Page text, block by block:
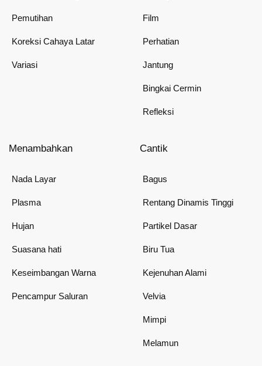
Pemutihan
Koreksi Cahaya Latar
Variasi
Film
Perhatian
Jantung
Bingkai Cermin
Refleksi
Menambahkan
Nada Layar
Plasma
Hujan
Suasana hati
Keseimbangan Warna
Pencampur Saluran
Cantik
Bagus
Rentang Dinamis Tinggi
Partikel Dasar
Biru Tua
Kejenuhan Alami
Velvia
Mimpi
Melamun